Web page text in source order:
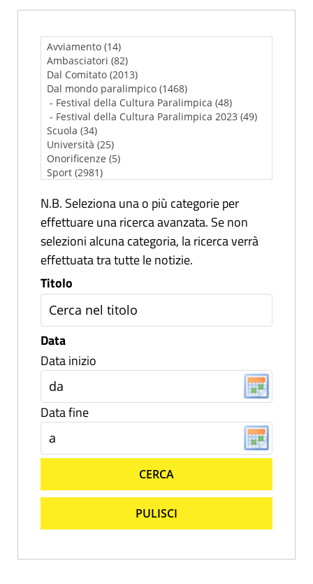
N.B. Seleziona una o più categorie per
effettuare una ricerca avanzata. Se non
selezioni alcuna categoria, la ricerca verrà
effettuata tra tutte le notizie.
Titolo
Data
Data inizio
Data fine
CERCA
PULISCI